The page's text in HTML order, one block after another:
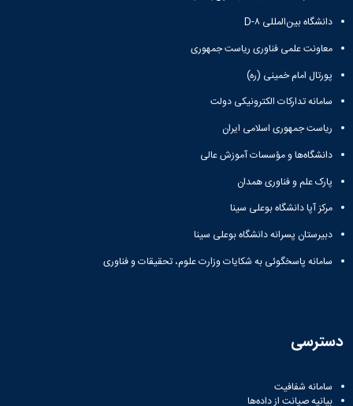
دانشگاه بین‌المللی D-۸
معاونت علمی فناوری ریاست جمهوری
پورتال امام خمینی (ره)
سامانه تدارکات الکترونیکی دولت
ریاست جمهوری اسلامی ایران
دانشگاه‌ها و مؤسسات آموزش عالی
پارک علم و فناوری همدان
مرکز آپا دانشگاه بوعلی سینا
دبیرستان پسرانه دانشگاه بوعلی سینا
سامانه پاسخگوئی به شکایات وزارت علوم، تحقیقات و فناوری
دسترسی
سامانه شفافیت
بیانیه صیانت از داده‌ها